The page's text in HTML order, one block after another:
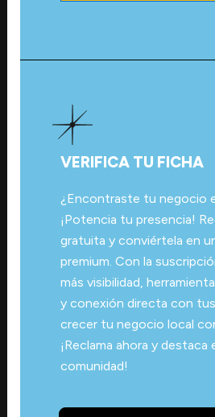
VERIFICA TU FICHA
¿Encontraste tu negocio
¡Potencia tu presencia!
gratuita y conviértela en
premium. Con la
más visibilidad,
y conexión directa con
crecer tu negocio local
¡Reclama ahora y destaca
comunidad!